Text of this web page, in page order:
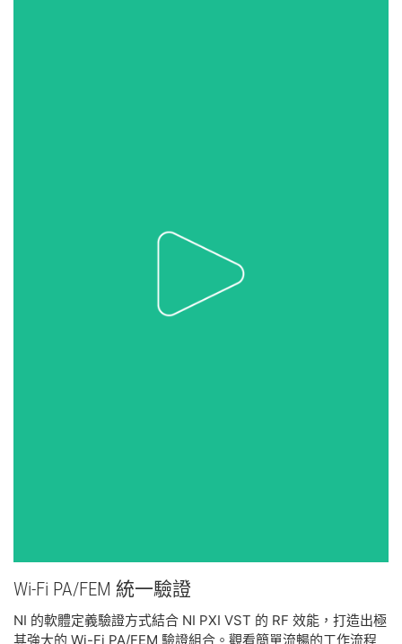
Wi-Fi PA/FEM 統一驗證
NI 的軟體定義驗證方式結合 NI PXI VST 的 RF 效能，打造出極
其強大的 Wi-Fi PA/FEM 驗證組合。觀看簡單流暢的工作流程